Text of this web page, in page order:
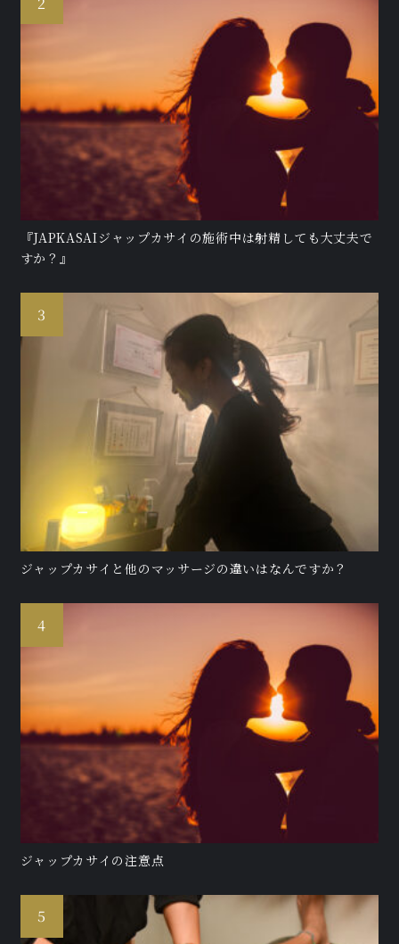
『JAPKASAIジャップカサイの施術中は射精しても大丈夫で
すか？』
ジャップカサイと他のマッサージの違いはなんですか？
ジャップカサイの注意点